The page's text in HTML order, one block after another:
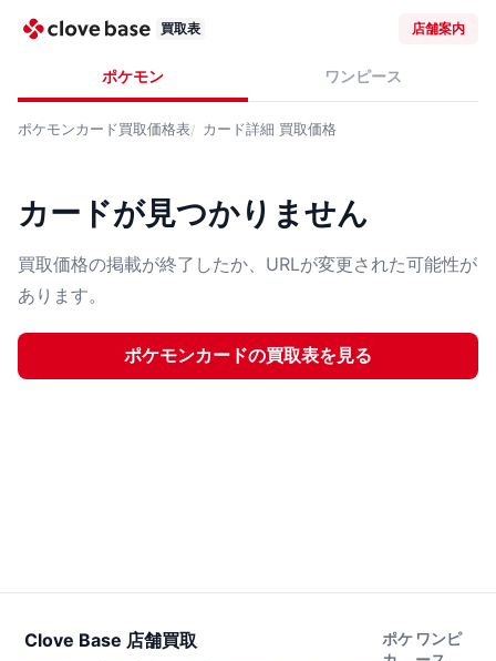
買取表 店舗案内
ポケモン ワンピース
ポケモンカード買取価格表 カード詳細 買取価格
カードが見つかりません
買取価格の掲載が終了したか、URLが変更された可能性が
あります。
ポケモンカードの買取表を見る
Clove Base 店舗買取
ポケ ワンピ